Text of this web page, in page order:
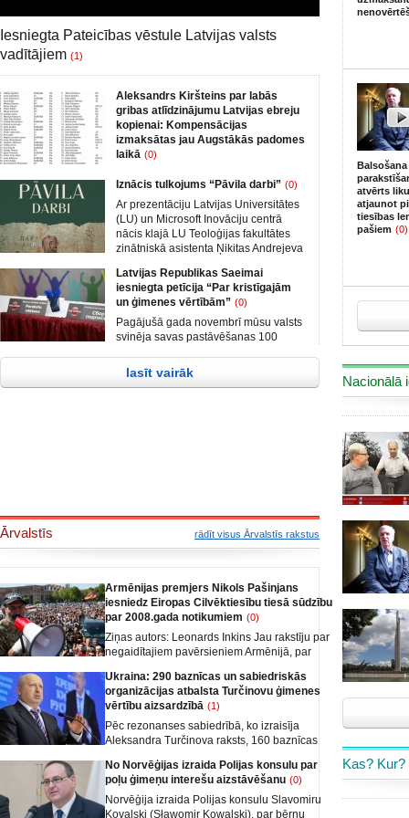
Iesniegta Pateicības vēstule Latvijas valsts
vadītājiem (1)
Aleksandrs Kiršteins par labās
gribas atlīdzinājumu Latvijas ebreju
kopienai: Kompensācijas
izmaksātas jau Augstākās padomes
laikā (0)
apvienības „Attīstībai/Par!“ (AP)
rosinātā likumprojekta „Par labas
gribas atlīdzinājumu Latvijas ebreju
kopienai par holokausta un
komunistiskā totalitārā režīma laikā
īpašumu“ iekļaušanu darbakārtībā.
Aleksandrs Kiršteins no „Nacionālās
apvienības” (NA) debatēs asi kritizēja
likumprojektu. Balsošanas laikā
likumprojekts tika noraidīts, tomēr
Saeimas
Iznācis tulkojums “Pāvila darbi” (0)
Ar prezentāciju Latvijas Universitātes
(LU) un Microsoft Inovāciju centrā
nācis klajā LU Teoloģijas fakultātes
zinātniskā asistenta Ņikitas Andrejeva
no sengrieķu (koinē) valodas, un tas
tapis Latvijas Bībeles biedrības un LU
Teoloģijas fakultātes sadarbības
rezultātā,-spektrs.com ziņo LU
Teoloģijas fakultātes sabiedrisko
Latvijas Republikas Saeimai
iesniegta petīcija “Par kristīgajām
un ģimenes vērtībām” (0)
Pagājušā gada novembrī mūsu valsts
svinēja savas pastāvēšanas 100
simtgadei veltītajiem pasākumiem bija
starpkonfesionālā Tautas lūgšanu
lasīt vairāk
Ārvalstīs rādīt visus Ārvalstīs rakstus
Armēnijas premjers Nikols Pašinjans
iesniedz Eiropas Cilvēktiesību tiesā sūdzību
par 2008.gada notikumiem (0)
Ziņas autors: Leonards Inkins Jau rakstīju par
negaidītajiem pavērsieniem Armēnijā, par
atstumšanu no varas, par Armēnijas «Samta»
revolūciju, kā arī par vēlēšanām, kurās
Armēnijā par Nikolo Pašinjana partiju
nobalsoja vairāk nekā septiņdesmit procentu
vēlētāju. Tā mēdz notikt. Latvijā pirmajās
nobalsoja vēl vairāk, arī Ziemeļkorejā cilvēki
balso,
Ukraina: 290 baznīcas un sabiedriskās
organizācijas atbalsta Turčinovu ģimenes
vērtību aizsardzībā (1)
Pēc rezonanses sabiedrībā, ko izraisīja
Aleksandra Turčinova raksts, 160 baznīcas
pauda atbalstu Ukrainas Nacionālās drošības
un aizsardzības padomes sekretāra amata
kandidātam, kurš runāja par ģimenes vērtību
aizstāvēšanu un iestājās pret dzimumu
No Norvēģijas izraida Polijas konsulu par
poļu ģimeņu interešu aizstāvēšanu (0)
Norvēģija izraida Polijas konsulu Slavomiru
Kovalski (Sławomir Kowalski), par bērnu
Balsošana
atvērts
atjaunot
tiesības
pašiem (0)
Nacionālā
Kas? Kur?